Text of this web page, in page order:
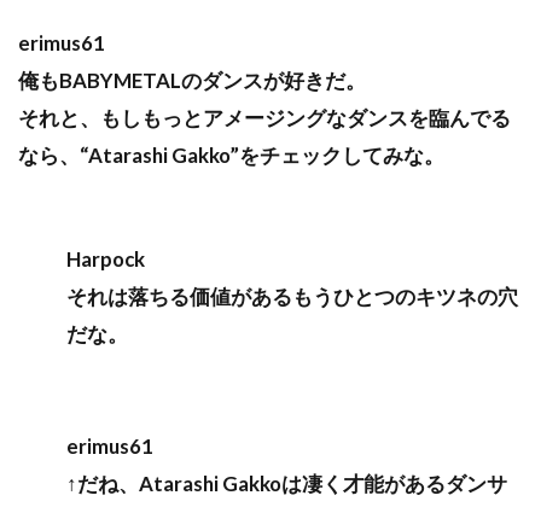
erimus61
俺もBABYMETALのダンスが好きだ。
それと、もしもっとアメージングなダンスを臨んでる
なら、“Atarashi Gakko”をチェックしてみな。
Harpock
それは落ちる価値があるもうひとつのキツネの穴
だな。
erimus61
↑だね、Atarashi Gakkoは凄く才能があるダンサ